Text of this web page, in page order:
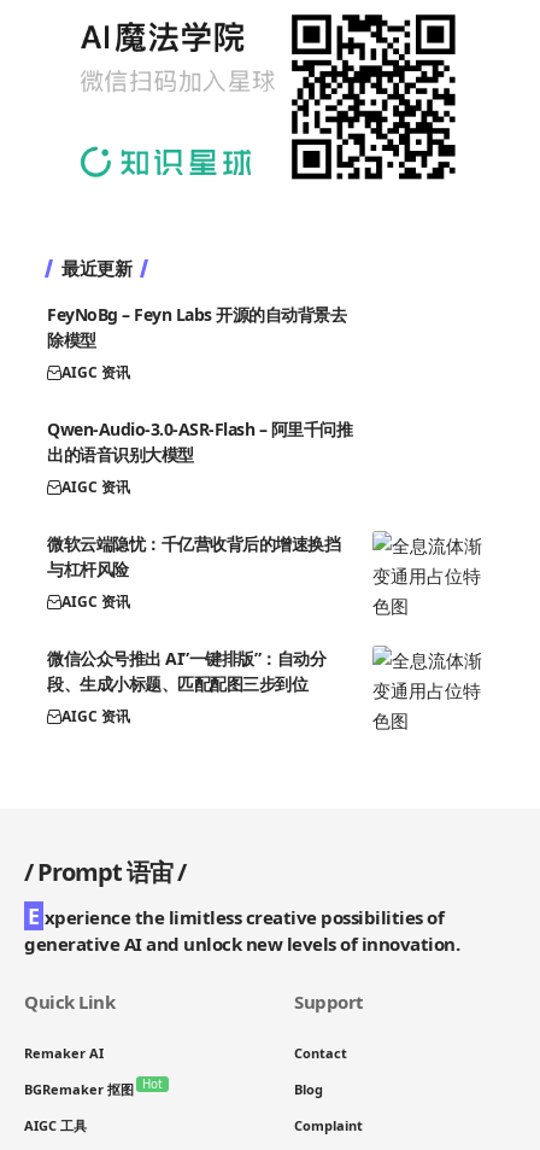
最近更新
FeyNoBg – Feyn Labs 开源的自动背景去
除模型
AIGC 资讯
Qwen-Audio-3.0-ASR-Flash – 阿里千问推
出的语音识别大模型
AIGC 资讯
微软云端隐忧：千亿营收背后的增速换挡
与杠杆风险
AIGC 资讯
微信公众号推出 AI”一键排版”：自动分
段、生成小标题、匹配配图三步到位
AIGC 资讯
/Prompt 语宙/
E xperience the limitless creative possibilities of
generative AI and unlock new levels of innovation.
Quick Link
Remaker AI
BGRemaker 抠图 Hot
AIGC 工具
Support
Contact
Blog
Complaint